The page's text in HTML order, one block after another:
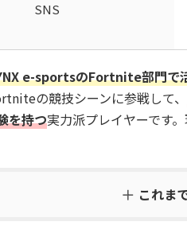
SNS
e-sportsのFortnite部門で
の競技シーンに参戦して、
を持つ実力派プレイヤーです
これま